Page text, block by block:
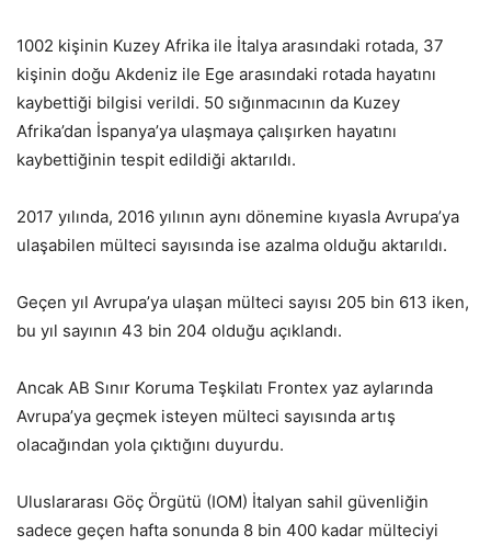
1002 kişinin Kuzey Afrika ile İtalya arasındaki rotada, 37
kişinin doğu Akdeniz ile Ege arasındaki rotada hayatını
kaybettiği bilgisi verildi. 50 sığınmacının da Kuzey
Afrika’dan İspanya’ya ulaşmaya çalışırken hayatını
kaybettiğinin tespit edildiği aktarıldı.
2017 yılında, 2016 yılının aynı dönemine kıyasla Avrupa’ya
ulaşabilen mülteci sayısında ise azalma olduğu aktarıldı.
Geçen yıl Avrupa’ya ulaşan mülteci sayısı 205 bin 613 iken,
bu yıl sayının 43 bin 204 olduğu açıklandı.
Ancak AB Sınır Koruma Teşkilatı Frontex yaz aylarında
Avrupa’ya geçmek isteyen mülteci sayısında artış
olacağından yola çıktığını duyurdu.
Uluslararası Göç Örgütü (IOM) İtalyan sahil güvenliğin
sadece geçen hafta sonunda 8 bin 400 kadar mülteciyi